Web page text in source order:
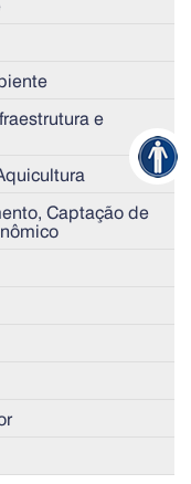
e
Captação de